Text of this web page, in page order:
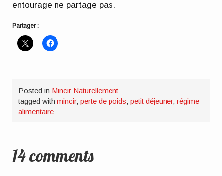
entourage ne partage pas.
Partager :
Posted in Mincir Naturellement
tagged withmincir,perte de poids,petit déjeuner,régime
alimentaire
14 comments